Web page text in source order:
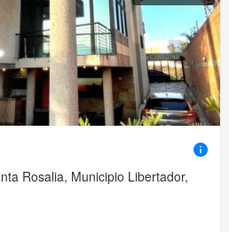
Rosalia, Municipio Libertador,